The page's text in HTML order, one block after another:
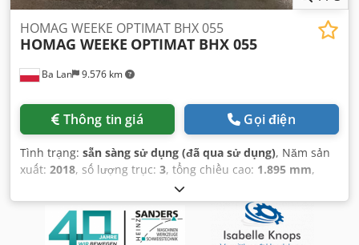
Ba Lan 9.576 km
HOMAG WEEKE OPTIMAT BHX 055
HOMAG WEEKE OPTIMAT BHX 055
Thông tin giá Gọi điện
Tình trạng: sẵn sàng sử dụng (đã qua sử dụng), Năm sản
xuất: 2018, số lượng trục: 3, tổng chiều cao: 1.895 mm,
, trọng lượng tổng cộng:
kg, công suất động cơ trục chính:5.000 W, chiều dài sản
phẩm (tối đa):2.950 mm, tốc độ trục chính (tối đa):
vòng/phút,